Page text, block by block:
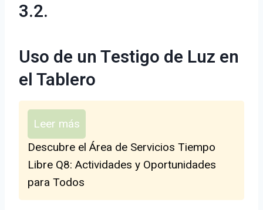
3.2.
Uso de un Testigo de Luz en
el Tablero
Leer más
Descubre el Área de Servicios Tiempo
Libre Q8: Actividades y Oportunidades
para Todos